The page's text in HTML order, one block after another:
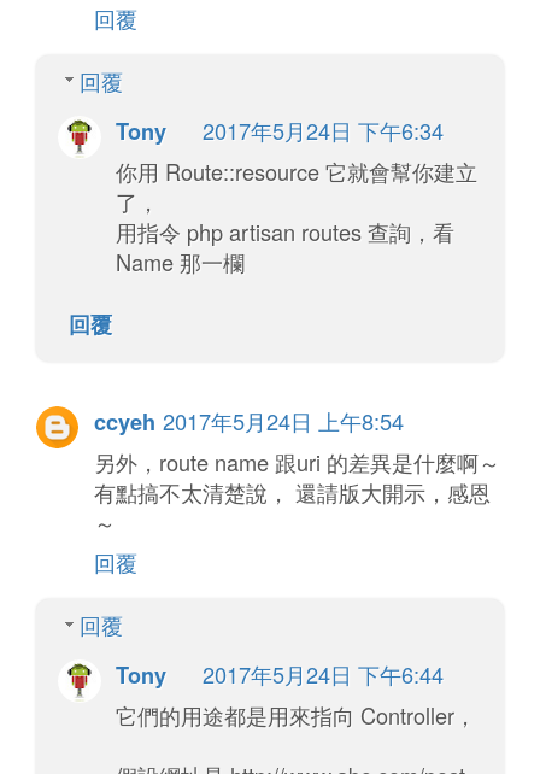
回覆
回覆
Tony
2017年5月24日 下午6:34
你用 Route::resource 它就會幫你建立
了，
用指令 php artisan routes 查詢，看
Name 那一欄
回覆
ccyeh 2017年5月24日 上午8:54
另外，route name 跟uri 的差異是什麼啊～
有點搞不太清楚說， 還請版大開示，感恩
～
回覆
回覆
Tony
2017年5月24日 下午6:44
它們的用途都是用來指向 Controller，